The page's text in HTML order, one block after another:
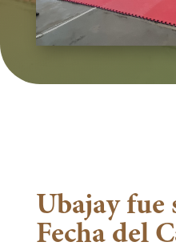
Ubajay fue
Fecha del